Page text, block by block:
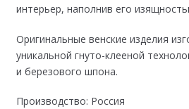
интерьер, наполнив его
Оригинальные венские изделия
уникальной гнуто-клееной
и березового шпона.
Производство: Россия